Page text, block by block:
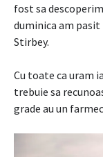
fost sa
duminica am
Stirbey.
Cu toate ca uram
trebuie sa
grade au un